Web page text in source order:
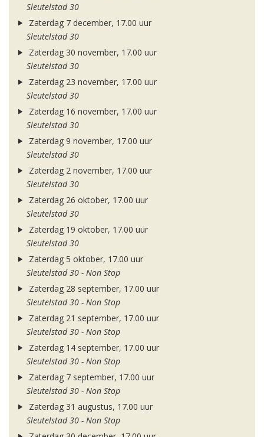
Sleutelstad 30
Zaterdag 7 december, 17.00 uur
Sleutelstad 30
Zaterdag 30 november, 17.00 uur
Sleutelstad 30
Zaterdag 23 november, 17.00 uur
Sleutelstad 30
Zaterdag 16 november, 17.00 uur
Sleutelstad 30
Zaterdag 9 november, 17.00 uur
Sleutelstad 30
Zaterdag 2 november, 17.00 uur
Sleutelstad 30
Zaterdag 26 oktober, 17.00 uur
Sleutelstad 30
Zaterdag 19 oktober, 17.00 uur
Sleutelstad 30
Zaterdag 5 oktober, 17.00 uur
Sleutelstad 30 - Non Stop
Zaterdag 28 september, 17.00 uur
Sleutelstad 30 - Non Stop
Zaterdag 21 september, 17.00 uur
Sleutelstad 30 - Non Stop
Zaterdag 14 september, 17.00 uur
Sleutelstad 30 - Non Stop
Zaterdag 7 september, 17.00 uur
Sleutelstad 30 - Non Stop
Zaterdag 31 augustus, 17.00 uur
Sleutelstad 30 - Non Stop